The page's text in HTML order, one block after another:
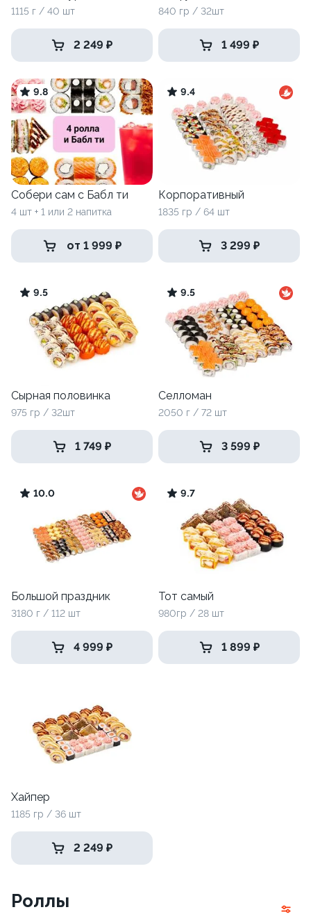
1115 г / 40 шт
2 249 ₽
840 гр / 32шт
1 499 ₽
9.8
Собери сам с Бабл ти
4 шт + 1 или 2 напитка
от 1 999 ₽
9.4
Корпоративный
1835 гр / 64 шт
3 299 ₽
9.5
Сырная половинка
975 гр / 32шт
1 749 ₽
9.5
Селломан
2050 г / 72 шт
3 599 ₽
10.0
Большой праздник
3180 г / 112 шт
4 999 ₽
9.7
Тот самый
980гр / 28 шт
1 899 ₽
Хайпер
1185 гр / 36 шт
2 249 ₽
Роллы